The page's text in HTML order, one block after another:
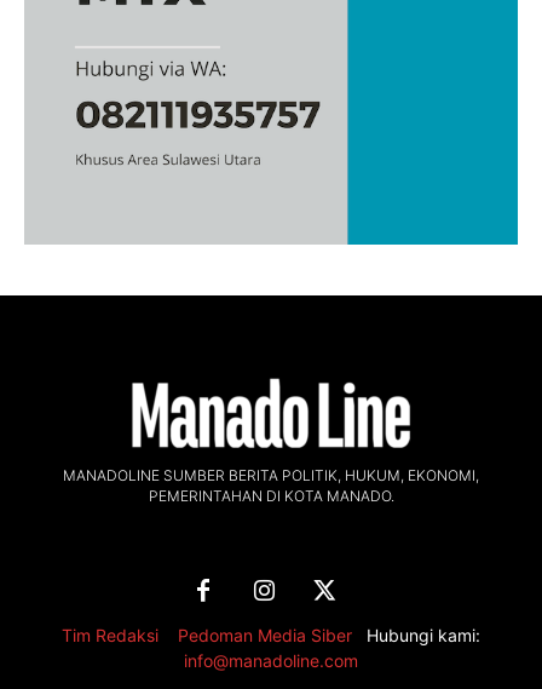
MANADOLINE SUMBER BERITA POLITIK, HUKUM, EKONOMI,
PEMERINTAHAN DI KOTA MANADO.
Tim Redaksi Pedoman Media Siber
Hubungi kami:
info@manadoline.com